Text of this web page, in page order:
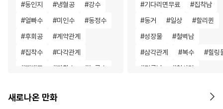
#동인지 #냉혈공 #강수
#얼빠수 #미인수 #동정수
#후회공 #계약관계
#집착수 #다각관계
#떡대공 #까칠수 #능글수
#츤데레수
#기다리면무료 #집착남
#동거 #일상 #할리퀸
#성장물 #철벽남
#삼각관계 #복수 #힐링
#절륜남 #첫사랑
#
새로나온 만화